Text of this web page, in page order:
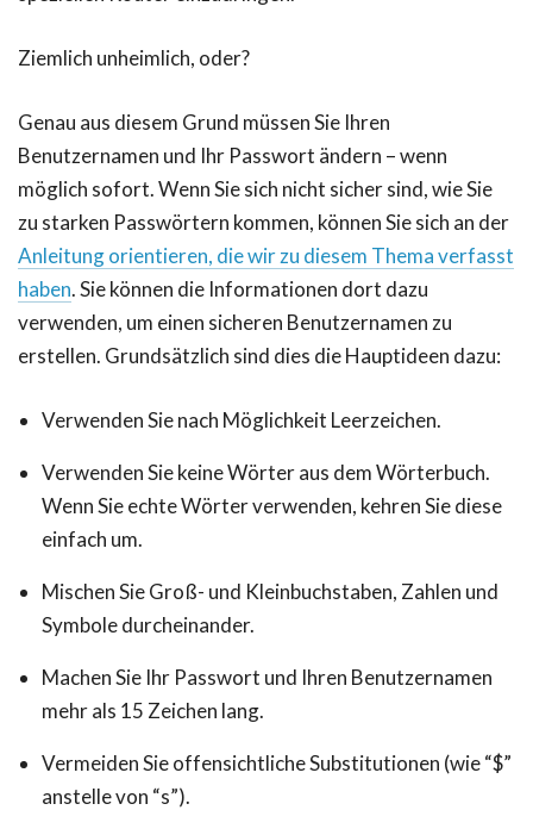
Ziemlich unheimlich, oder?
Genau aus diesem Grund müssen Sie Ihren
Benutzernamen und Ihr Passwort ändern – wenn
möglich sofort. Wenn Sie sich nicht sicher sind, wie Sie
zu starken Passwörtern kommen, können Sie sich an der
Anleitung orientieren, die wir zu diesem Thema verfasst
haben. Sie können die Informationen dort dazu
verwenden, um einen sicheren Benutzernamen zu
erstellen. Grundsätzlich sind dies die Hauptideen dazu:
Verwenden Sie nach Möglichkeit Leerzeichen.
Verwenden Sie keine Wörter aus dem Wörterbuch.
Wenn Sie echte Wörter verwenden, kehren Sie diese
einfach um.
Mischen Sie Groß- und Kleinbuchstaben, Zahlen und
Symbole durcheinander.
Machen Sie Ihr Passwort und Ihren Benutzernamen
mehr als 15 Zeichen lang.
Vermeiden Sie offensichtliche Substitutionen (wie “$”
anstelle von “s”).